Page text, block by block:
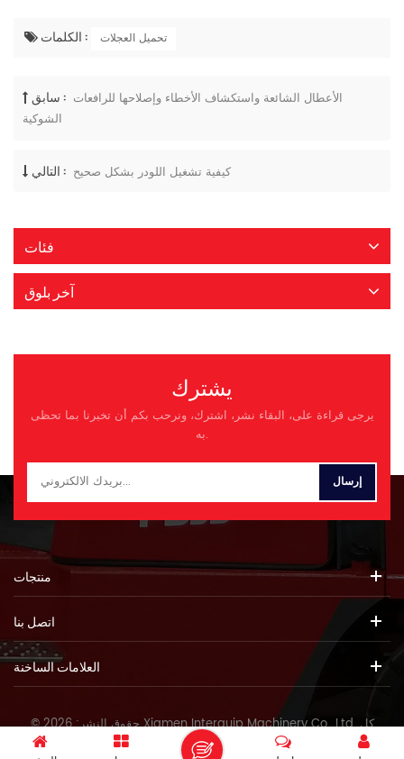
الكلمات : تحميل العجلات
سابق : الأعطال الشائعة واستكشاف الأخطاء وإصلاحها للرافعات
الشوكية
التالي : كيفية تشغيل اللودر بشكل صحيح
فئات
آخر بلوق
يشترك
يرجى قراءة على، البقاء نشر، اشترك، ونرحب بكم أن تخبرنا بما تحظى
به.
منتجات
اتصل بنا
العلامات الساخنة
© حقوق النشر: 2026 Xiamen Interquip Machinery Co., Ltd. كل